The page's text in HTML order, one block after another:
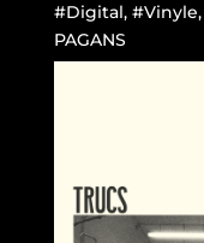
#Digital, #Vinyle,
PAGANS